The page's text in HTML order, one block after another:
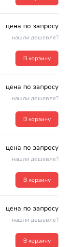
цена по запросу
нашли дешевле?
В корзину
цена по запросу
нашли дешевле?
В корзину
цена по запросу
нашли дешевле?
В корзину
цена по запросу
нашли дешевле?
В корзину